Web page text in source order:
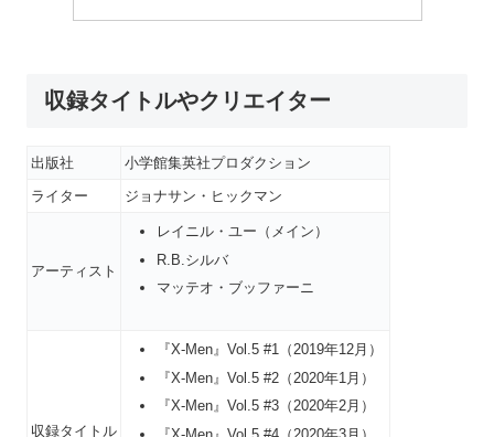
収録タイトルやクリエイター
出版社
小学館集英社プロダクション
ライター
ジョナサン・ヒックマン
アーティスト
レイニル・ユー（メイン）
R.B.シルバ
マッテオ・ブッファーニ
収録タイトル
『X-Men』Vol.5 #1（2019年12月）
『X-Men』Vol.5 #2（2020年1月）
『X-Men』Vol.5 #3（2020年2月）